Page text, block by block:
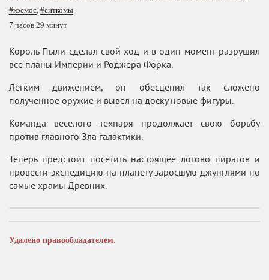
#космос, #ситкомы
7 часов 29 минут
Король Пыли сделал свой ход и в один момент разрушил
все планы Империи и Роджера Форка.
Легким движением, он обесценил так сложено
полученное оружие и вывел на доску новые фигуры.
Команда веселого технаря продолжает свою борьбу
против главного Зла галактики.
Теперь предстоит посетить настоящее логово пиратов и
провести экспедицию на планету заросшую джунглями по
самые храмы Древних.
Удалено правообладателем.